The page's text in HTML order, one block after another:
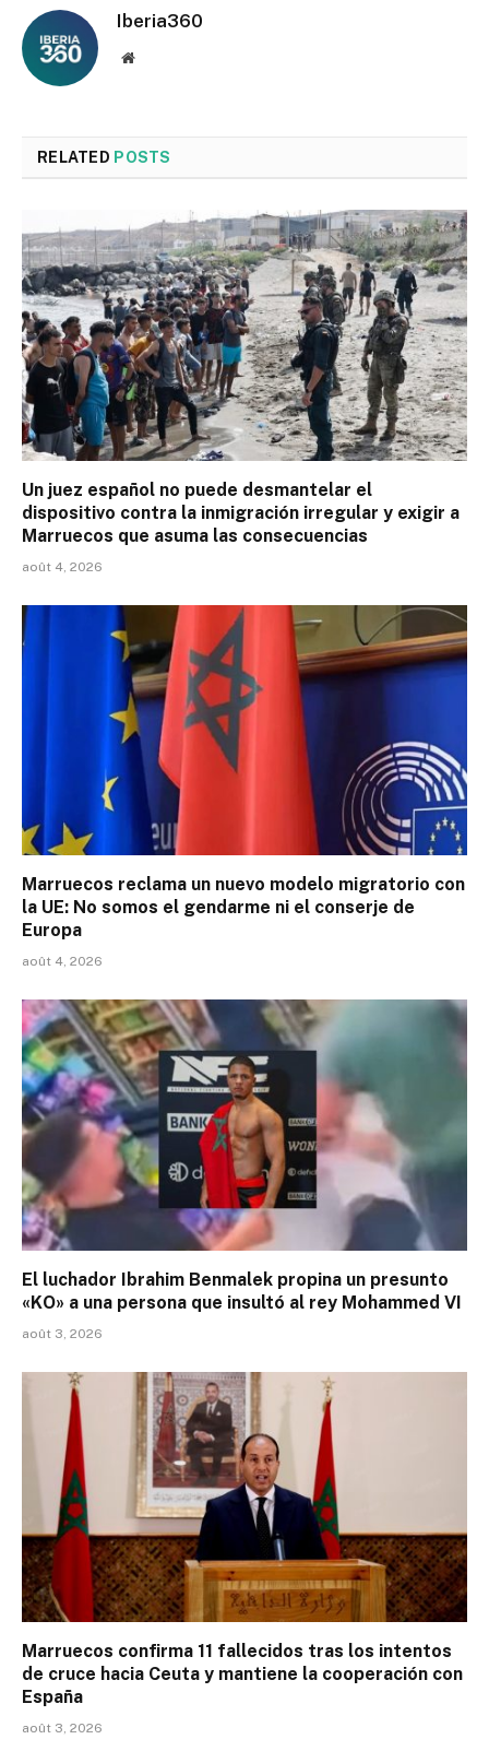
Iberia360
Website
RELATED POSTS
Un juez español no puede desmantelar el
dispositivo contra la inmigración irregular y exigir a
Marruecos que asuma las consecuencias
août 4, 2026
Marruecos reclama un nuevo modelo migratorio con
la UE: No somos el gendarme ni el conserje de
Europa
août 4, 2026
El luchador Ibrahim Benmalek propina un presunto
«KO» a una persona que insultó al rey Mohammed VI
août 3, 2026
Marruecos confirma 11 fallecidos tras los intentos
de cruce hacia Ceuta y mantiene la cooperación con
España
août 3, 2026